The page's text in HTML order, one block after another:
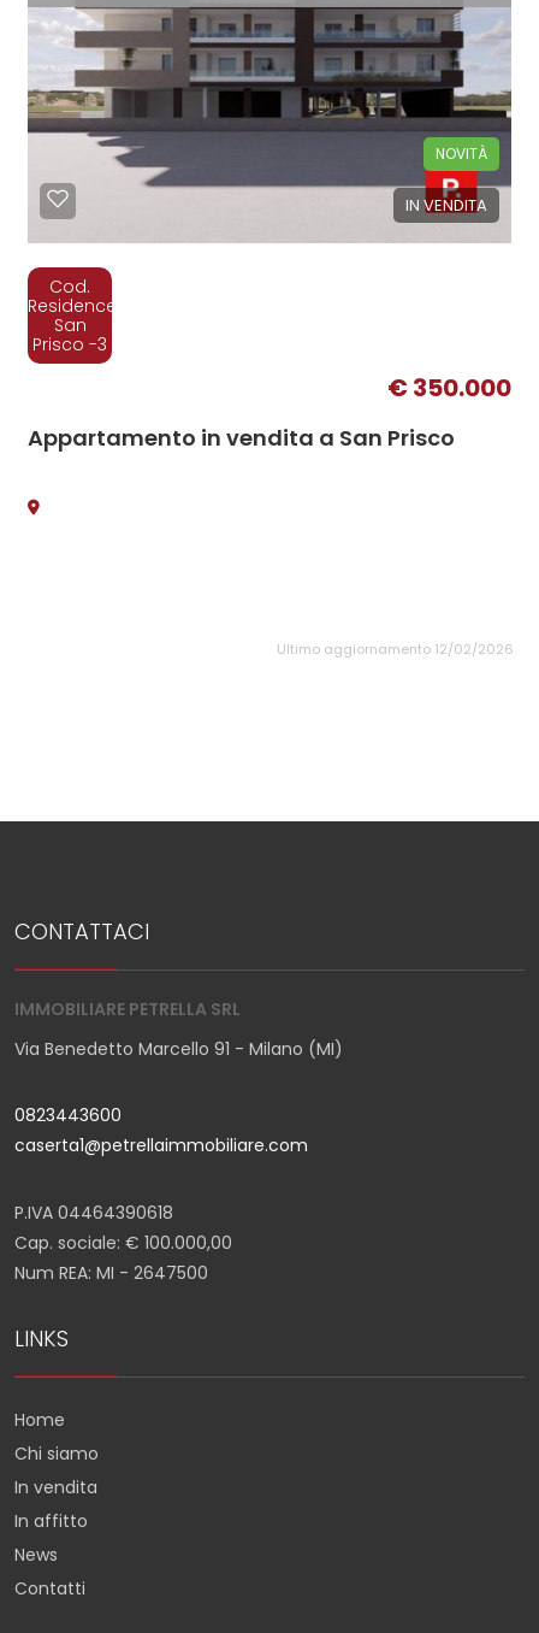
IN VENDITA
NOVITÀ
Cod.
Residence
San
Prisco -3
€ 350.000
Appartamento in vendita a San Prisco
Ultimo aggiornamento 12/02/2026
CONTATTACI
IMMOBILIARE PETRELLA SRL
Via Benedetto Marcello 91 - Milano (MI)
0823443600
caserta1@petrellaimmobiliare.com
P.IVA 04464390618
Cap. sociale: € 100.000,00
Num REA: MI - 2647500
LINKS
Home
Chi siamo
In vendita
In affitto
News
Contatti